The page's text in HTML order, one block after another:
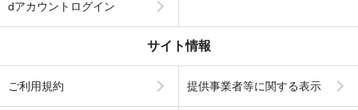
dアカウントログイン
サイト情報
ご利用規約 提供事業者等に関する表示